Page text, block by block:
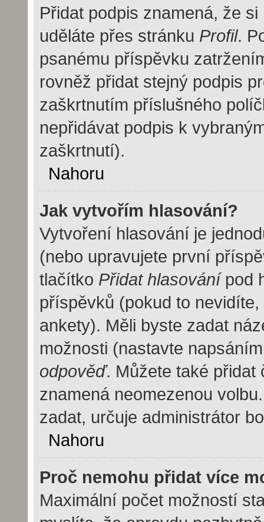
Přidat podpis znamená, že
uděláte přes stránku Profil.
psanému příspěvku
rovněž přidat stejný podpis
zaškrtnutím příslušného
nepřidávat podpis k
zaškrtnutí).
Nahoru
Jak vytvořím hlasování?
Vytvoření hlasování je
(nebo upravujete první
tlačítko Přidat hlasovánípod
příspěvků (pokud to
ankety). Měli byste zadat
možnosti (nastavte
odpověď. Můžete také přidat
znamená neomezenou
zadat, určuje administrátor
Nahoru
Proč nemohu přidat více
Maximální počet možností